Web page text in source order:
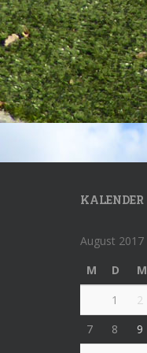
KALENDER
August 2017
M
D M
1
2
7
8 9